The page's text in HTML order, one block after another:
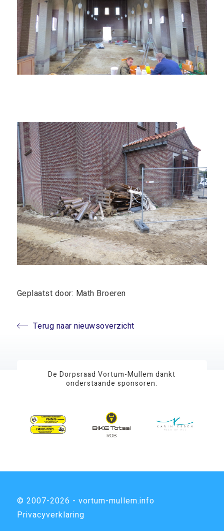
Geplaatst door: Math Broeren
Terug naar nieuwsoverzicht
De Dorpsraad Vortum-Mullem dankt
onderstaande sponsoren:
© 2007-2026 - vortum-mullem.info
Privacyverklaring